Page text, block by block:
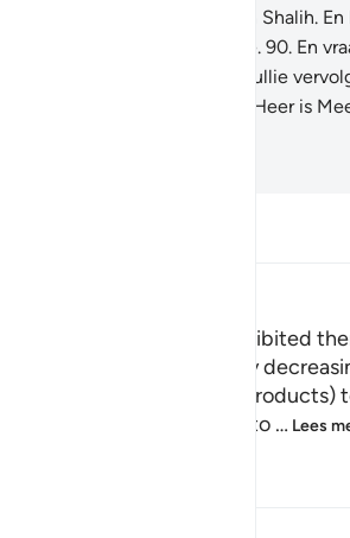
First, he (Shu`ayb) prohibited
cheating in business by
whenever they gave (products)
He commanded them to … Lees
van Hoed, of het volk van Shalih.
Loeth is niet ver van jullie. 90. En
om vergeving en wendt jullie
tot Hem. Voorwaar, mijn Heer is